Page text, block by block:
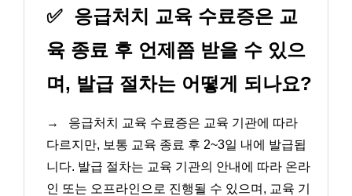
✅ 응급처치 교육 수료증은 교
육 종료 후 언제쯤 받을 수 있으
며, 발급 절차는 어떻게 되나요?
→
응급처치 교육 수료증은 교육 기관에 따라
다르지만, 보통 교육 종료 후 2~3일 내에 발급됩
니다. 발급 절차는 교육 기관의 안내에 따라 온라
인 또는 오프라인으로 진행될 수 있으며, 교육 기